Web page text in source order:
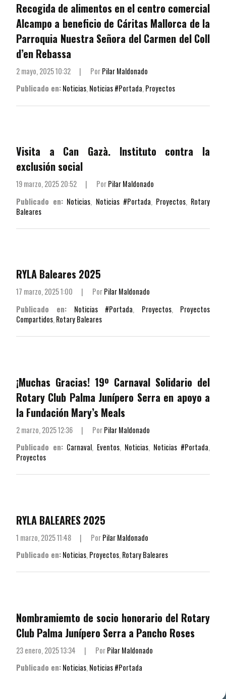
Recogida de alimentos en el centro comercial
Alcampo a beneficio de Cáritas Mallorca de la
Parroquia Nuestra Señora del Carmen del Coll
d’en Rebassa
2 mayo, 2025 10:32 | PorPilar Maldonado
Publicado en:Noticias,Noticias #Portada,Proyectos
Visita a Can Gazà. Instituto contra la
exclusión social
19 marzo, 2025 20:52 | PorPilar Maldonado
Publicado en: Noticias, Noticias #Portada, Proyectos, Rotary
Baleares
RYLA Baleares 2025
17 marzo, 2025 1:00 | PorPilar Maldonado
Publicado en:
Noticias #Portada, Proyectos, Proyectos
Compartidos, Rotary Baleares
¡Muchas Gracias! 19º Carnaval Solidario del
Rotary Club Palma Junípero Serra en apoyo a
la Fundación Mary’s Meals
2 marzo, 2025 12:36 | PorPilar Maldonado
Publicado en: Carnaval, Eventos, Noticias, Noticias #Portada,
Proyectos
RYLA BALEARES 2025
1 marzo, 2025 11:48 | PorPilar Maldonado
Publicado en:Noticias, Proyectos, Rotary Baleares
Nombramiemto de socio honorario del Rotary
Club Palma Junípero Serra a Pancho Roses
23 enero, 2025 13:34 | PorPilar Maldonado
Publicado en:Noticias,Noticias #Portada